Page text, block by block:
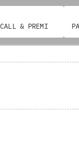
CALL & PREMI